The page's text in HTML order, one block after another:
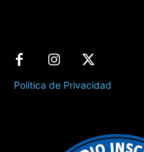
Política de Privacidad